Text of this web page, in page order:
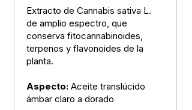
Extracto de Cannabis sativa L.
de amplio espectro, que
conserva fitocannabinoides,
terpenos y flavonoides de la
planta.
Aspecto: Aceite translúcido
ámbar claro a dorado